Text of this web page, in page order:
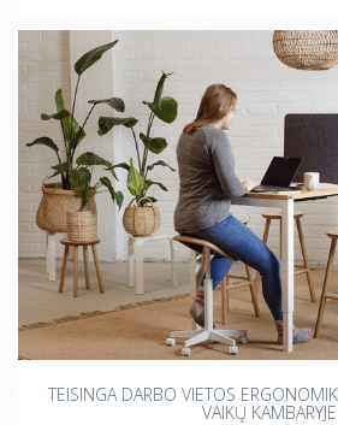
TEISINGA DARBO VIETOS
VAIKŲ KAMBARYJE